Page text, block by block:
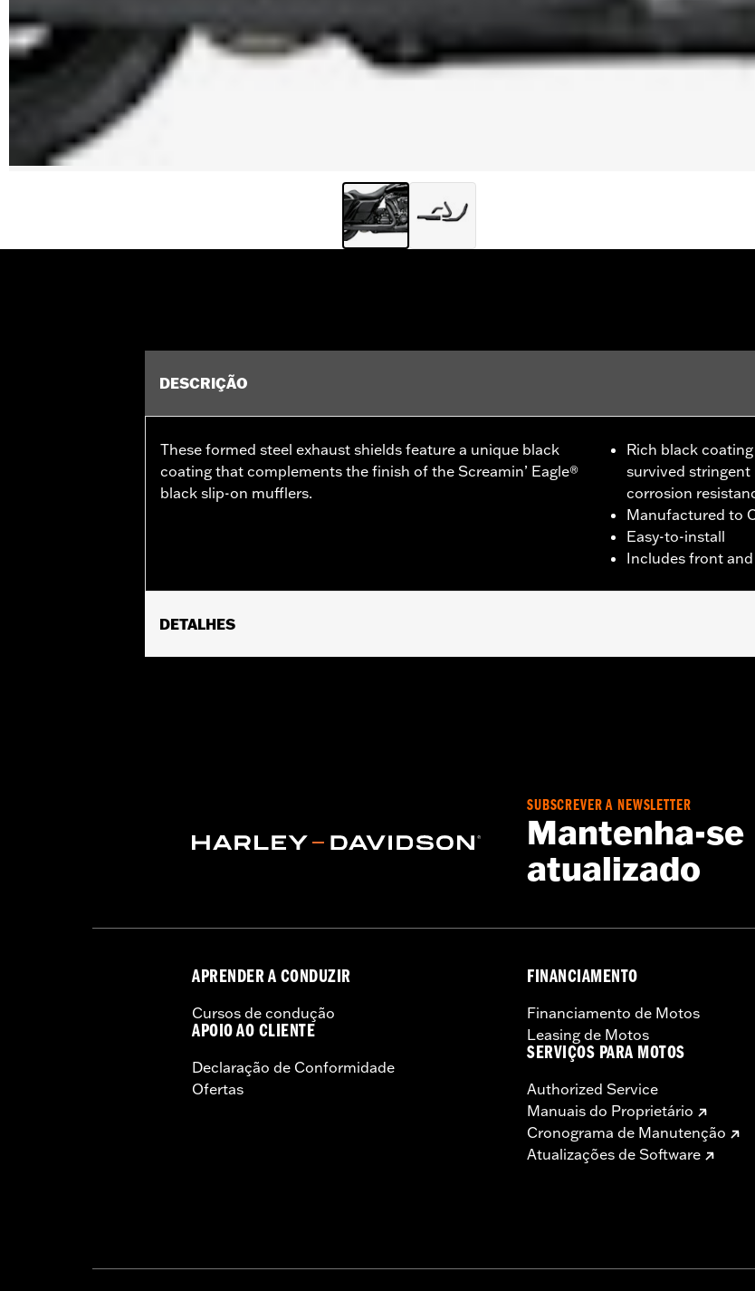
DESCRIÇÃO
These formed steel exhaust shields feature a unique black
coating that complements the finish of the Screamin’ Eagle®
black slip-on mufflers.
Rich black
survived
corrosion
Manufactured to
Easy-to-install
Includes front
DETALHES
SUBSCREVER A NEWSLETTER
Mantenha-se
atualizado
APRENDER A CONDUZIR
Cursos de condução
APOIO AO CLIENTE
Declaração de Conformidade
Ofertas
FINANCIAMENTO
Financiamento de Motos
Leasing de Motos
SERVIÇOS PARA MOTOS
Authorized Service
Manuais do Proprietário
Cronograma de Manutenção
Atualizações de Software